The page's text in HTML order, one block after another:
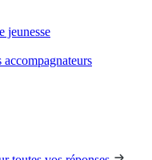
jeunesse
accompagnateurs